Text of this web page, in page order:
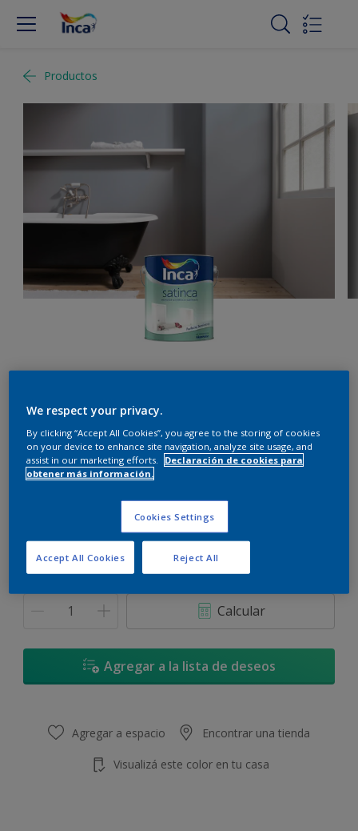
Productos
Poeta Invernal - 74BB 58/090
Cambiar de color
900 ML
Calcular
Agregar a la lista de deseos
Agregar a espacio Encontrar una tienda
Visualizá este color en tu casa
We respect your privacy.
By clicking “Accept All Cookies”, you agree to the storing of cookies
on your device to enhance site navigation, analyze site usage, and
assist in our marketing efforts.
Declaración de cookies para
obtener más información.
Cookies Settings
Reject All
Accept All Cookies